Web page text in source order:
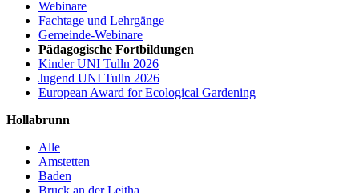
Webinare
Fachtage und Lehrgänge
Gemeinde-Webinare
Pädagogische Fortbildungen
Kinder UNI Tulln 2026
Jugend UNI Tulln 2026
European Award for Ecological Gardening
Hollabrunn
Alle
Amstetten
Baden
Bruck an der Leitha